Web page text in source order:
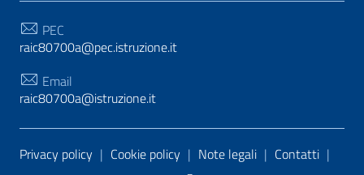
PEC
raic80700a@pec.istruzione.it
Email
raic80700a@istruzione.it
Sezione Link Utili
Privacy policy | Cookie policy | Note legali | Contatti |